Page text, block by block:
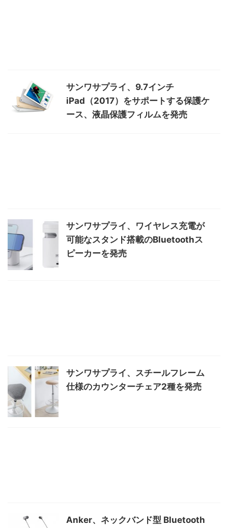
サンワサプライ、9.7インチ
iPad（2017）をサポートする保護ケ
ース、液晶保護フィルムを発売
サンワサプライ、ワイヤレス充電が
可能なスタンド搭載のBluetoothス
ピーカーを発売
サンワサプライ、スチールフレーム
仕様のカウンターチェア2種を発売
Anker、ネックバンド型 Bluetooth